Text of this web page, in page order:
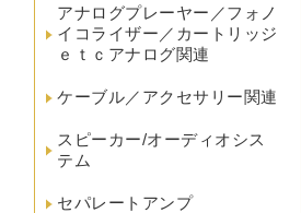
アナログプレーヤー／フォノ
イコライザー／カートリッジ
ｅｔｃアナログ関連
ケーブル／アクセサリー関連
スピーカー/オーディオシス
テム
セパレートアンプ